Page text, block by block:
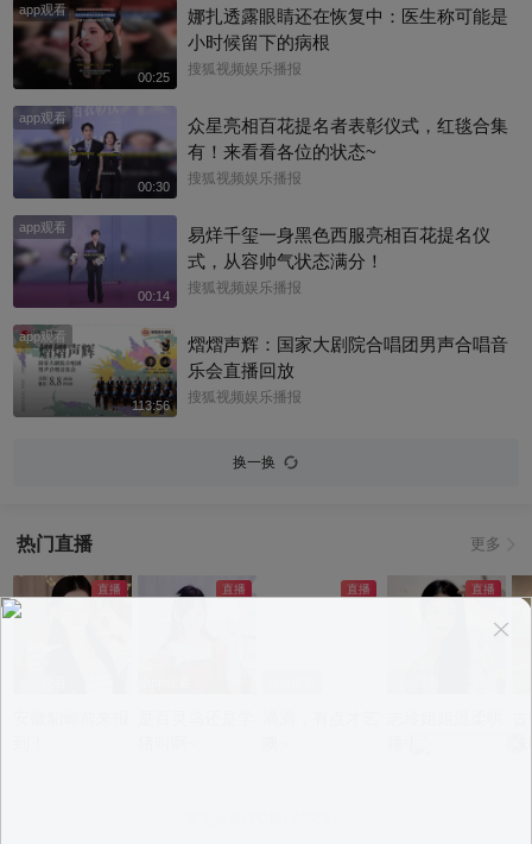
app观看
00:25
娜扎透露眼睛还在恢复中：医生称可能是
小时候留下的病根
搜狐视频娱乐播报
app观看
00:30
众星亮相百花提名者表彰仪式，红毯合集
有！来看看各位的状态~
搜狐视频娱乐播报
app观看
00:14
易烊千玺一身黑色西服亮相百花提名仪
式，从容帅气状态满分！
搜狐视频娱乐播报
app观看
113:56
熠熠声辉：国家大剧院合唱团男声合唱音
乐会直播回放
搜狐视频娱乐播报
换一换
热门直播 更多